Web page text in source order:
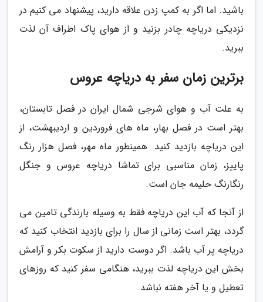
باشید. اما اگر به کمپ زدن علاقه دارید، پیشنهاد می کنیم در
نزدیکی دریاچه چادر بزنید و از هوای پاک اطراف آن لذت
ببرید.
برترین زمان سفر به دریاچه عروس
به علت آب و هوای شرجی شمال ایران در فصل تابستان،
بهتر است در فصل بهار، ماه های فروردین و اردیبهشت، از
این دریاچه بازدید کنید. همینطور ماه مهر، فصل هزار رنگ
پاییز، زمان مناسبی برای تماشا دریاچه عروس و جنگل
رنگارنگ حلیمه جان است.
از آنجا که آب این دریاچه فقط به وسیله بارندگی تامین می
گردد، بهتر است زمانی از سال را برای بازدید انتخاب کنید که
دریاچه پر آب باشد. اگر دوست دارید از سکوت بکر و آرامش
بخش این دریاچه لذت ببرید، هنگامی سفر کنید که روزهای
تعطیل و یا آخر هفته نباشد.